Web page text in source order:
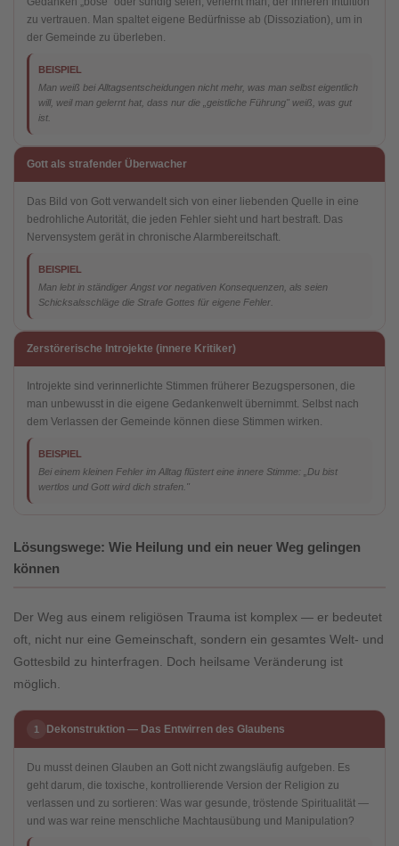
zu vertrauen. Man spaltet eigene Bedürfnisse ab (Dissoziation), um in
der Gemeinde zu überleben.
BEISPIEL
Man weiß bei Alltagsentscheidungen nicht mehr, was man selbst eigentlich
will, weil man gelernt hat, dass nur die „geistliche Führung" weiß, was gut
ist.
Gott als strafender Überwacher
Das Bild von Gott verwandelt sich von einer liebenden Quelle in eine
bedrohliche Autorität, die jeden Fehler sieht und hart bestraft. Das
Nervensystem gerät in chronische Alarmbereitschaft.
BEISPIEL
Man lebt in ständiger Angst vor negativen Konsequenzen, als seien
Schicksalsschläge die Strafe Gottes für eigene Fehler.
Zerstörerische Introjekte (innere Kritiker)
Introjekte sind verinnerlichte Stimmen früherer Bezugspersonen, die
man unbewusst in die eigene Gedankenwelt übernimmt. Selbst nach
dem Verlassen der Gemeinde können diese Stimmen wirken.
BEISPIEL
Bei einem kleinen Fehler im Alltag flüstert eine innere Stimme: „Du bist
wertlos und Gott wird dich strafen."
Lösungswege: Wie Heilung und ein neuer Weg gelingen
können
Der Weg aus einem religiösen Trauma ist komplex — er bedeutet
oft, nicht nur eine Gemeinschaft, sondern ein gesamtes Welt- und
Gottesbild zu hinterfragen. Doch heilsame Veränderung ist
möglich.
1 Dekonstruktion — Das Entwirren des Glaubens
Du musst deinen Glauben an Gott nicht zwangsläufig aufgeben. Es
geht darum, die toxische, kontrollierende Version der Religion zu
verlassen und zu sortieren: Was war gesunde, tröstende Spiritualität —
und was war reine menschliche Machtausübung und Manipulation?